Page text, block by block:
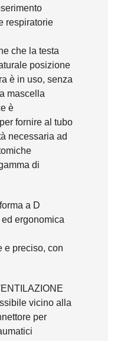
respiratorie
che la testa
posizione
è in uso, senza
mascella
è
fornire al tubo
necessaria ad
di
a D
ergonomica
e preciso, con
vicino alla
per